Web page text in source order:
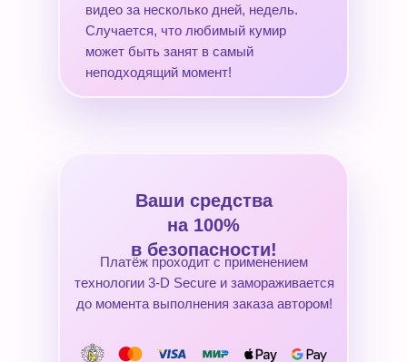
видео за несколько дней, недель.
Случается, что любимый кумир
может быть занят в самый
неподходящий момент!
Платёж проходит с применением
технологии 3-D Secure и замораживается
до момента выполнения заказа автором!
Ваши средства
на 100%
в безопасности!